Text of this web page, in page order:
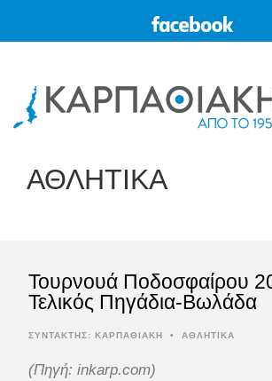
ΑΘΛΗΤΙΚΑ
Τουρνουά Ποδοσφαίρου
Τελικός Πηγάδια-Βωλάδα
ΣΥΝΤΆΚΤΗΣ: ΚΑΡΠΑΘΙΑΚΗ • ΑΘΛΗΤΙΚΑ
(Πηγή: inkarp.com)